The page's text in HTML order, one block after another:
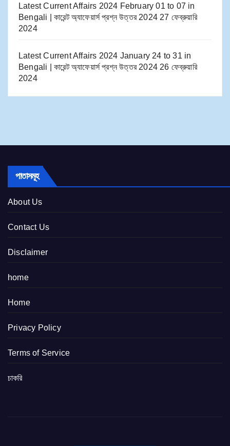
Latest Current Affairs 2024 February 01 to 07​ in
Bengali | কারেন্ট অ্যাফেয়ার্স প্রশ্ন উত্তর 2024 27 ফেব্রুয়ারি
2024
Latest Current Affairs 2024 January 24 to 31​ in
Bengali | কারেন্ট অ্যাফেয়ার্স প্রশ্ন উত্তর 2024 26 ফেব্রুয়ারি
2024
পাতাসমূহ
About Us
Contact Us
Disclaimer
home
Home
Privacy Policy
Terms of Service
চাকরি